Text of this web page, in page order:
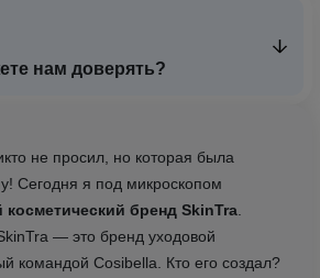
не просил, но которая была
Сегодня я под микроскопом
косметический бренд SkinTra.
— это бренд уходовой
командой Cosibella. Кто его создал?
нам доверять?